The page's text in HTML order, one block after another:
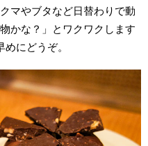
マやブタなど日替わりで動
かな？」とワクワクします
にどうぞ。